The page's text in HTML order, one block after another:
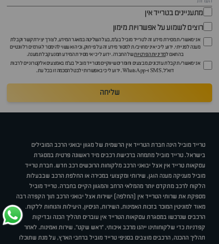
מתעניינים בטרייד אין
רוצים לשמוע על אפשרויות מימון
אני מאשר/ת מסירת מידע זה לטרייד מוביל בע"מ, בעל השליטה במאגר המידע, לצורך יצירת קשר וקבלת
מענה לפנייתי. ידוע לי כי איני מחויב/ת למסור מידע זה על פי חוק, וכי הוא עשוי להימסר לגורמים רלוונטיים
בהתאם למדיניות הפרטיותשל החברה. ידוע לי כי אי מסירת המידע תמנע קבלת מענה.
אני מאשר/ת קבלת עדכונים, מבצעים וחומרים שיווקיים מטרייד מוביל בע"מ באמצעים אלקטרוניים לרבות
דוא״ל, SMS ו-WhatsApp. ידוע לי כי באפשרותי לבטל הסכמה זו בכל עת.
שליחה
טרייד מוביל הינה חברת הטרייד אין הרשמית של מגוון יבואני הרכב המובילים
בישראל. טרייד מוביל מתמחה ברכישת רכבים מיד ראשונה פרטית במסגרת
עסקאות טרייד אין אצל יבואני הרכב מלקוחות הרוכשים רכב חדש. חברת טרייד
מוביל מעניקה מענה הוגן, שירותי ומקצועי במכירה או החלפת הרכב שבבעלות
הלקוח לרכב מתקדם יותר מהמלאי הרחב והמגוון הקיים בחברה. טרייד מוביל
מספקת את שרותי הטרייד אין (החלפה) ישירות אצל יבואני הרכב תוך הקפדה רבה
מאוד למוניטין המוכר בזכות האמינות, השירות, הניסיון, היעילות והנוחות ללקוח.
הרכבים שנרכשו במסגרת עסקאות הטרייד אין עוברים תהליך הכנה ובדיקות
קפדניות כדי שלקוחותינו ייהנו מרכב איכותי, "ראש שקט", שירות ואמינות. לאחר
תהליך ההכנה, הרכבים מוצבים בסניפי טרייד מוביל ברחבי הארץ, על מנת שתוכלו